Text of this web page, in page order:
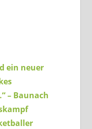
ein neuer
– Baunach